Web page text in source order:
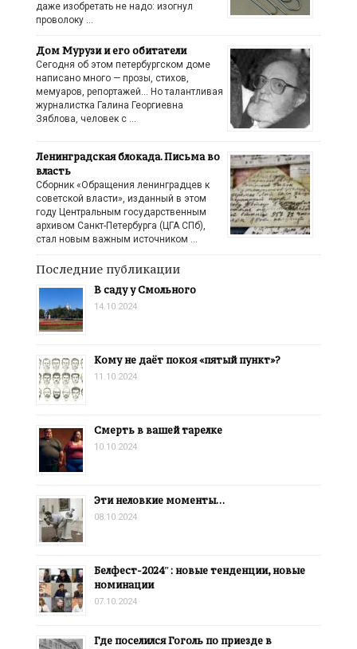
даже изобретать не надо: изогнул
проволоку …
Дом Мурузи и его обитатели
Сегодня об этом петербургском доме
написано много — прозы, стихов,
мемуаров, репортажей… Но талантливая
журналистка Галина Георгиевна
Зяблова, человек с …
Ленинградская блокада. Письма во
власть
Сборник «Обращения ленинградцев к
советской власти», изданный в этом
году Центральным государственным
архивом Санкт-Петербурга (ЦГА СПб),
стал новым важным источником …
Последние публикации
В саду у Смольного
14.10.2024
Кому не даёт покоя «пятый пункт»?
11.10.2024
Смерть в вашей тарелке
10.10.2024
Эти неловкие моменты…
08.10.2024
Белфест-2024″: новые тенденции, новые
номинации
07.10.2024
Где поселился Гоголь по приезде в